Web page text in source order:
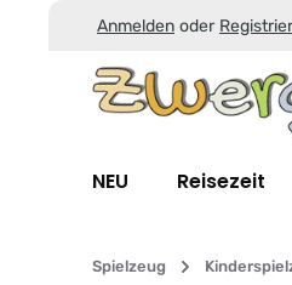
Zum Hauptinhalt springen
Zur Suche springen
Zur Hauptnavigation
Anmelden oder
NEU Reisezeit
Spielzeug